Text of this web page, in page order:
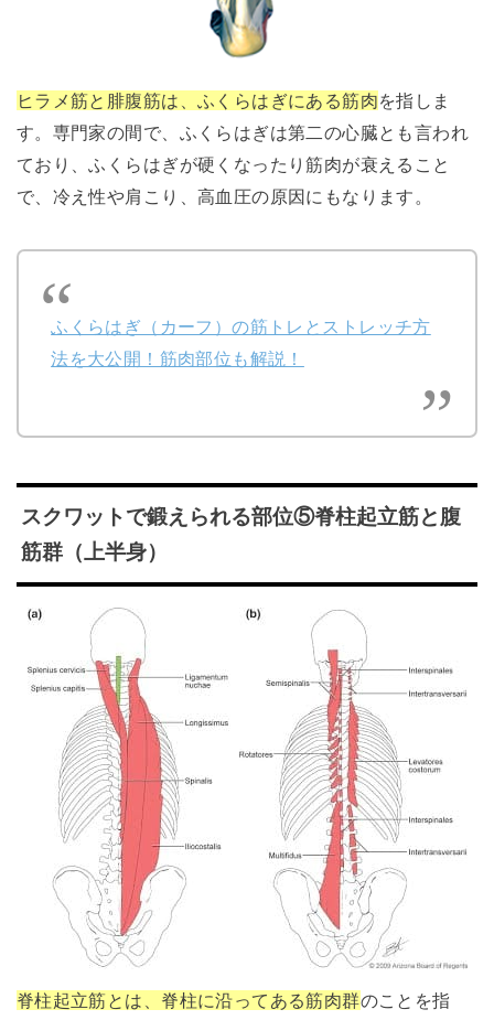
ヒラメ筋と腓腹筋は、ふくらはぎにある筋肉を指しま
す。専門家の間で、ふくらはぎは第二の心臓とも言われ
ており、ふくらはぎが硬くなったり筋肉が衰えること
で、冷え性や肩こり、高血圧の原因にもなります。
ふくらはぎ（カーフ）の筋トレとストレッチ方
法を大公開！筋肉部位も解説！
スクワットで鍛えられる部位⑤脊柱起立筋と腹
筋群（上半身）
脊柱起立筋とは、脊柱に沿ってある筋肉群のことを指